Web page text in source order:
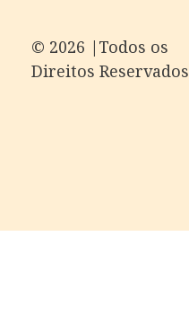
©️ 2026 |Todos os
Direitos Reservados